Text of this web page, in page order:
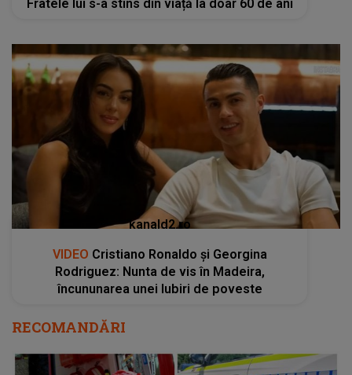
Fratele lui s-a stins din viață la doar 60 de ani
kanald2.ro
VIDEO Cristiano Ronaldo și Georgina
Rodriguez: Nunta de vis în Madeira,
încununarea unei Iubiri de poveste
RECOMANDĂRI